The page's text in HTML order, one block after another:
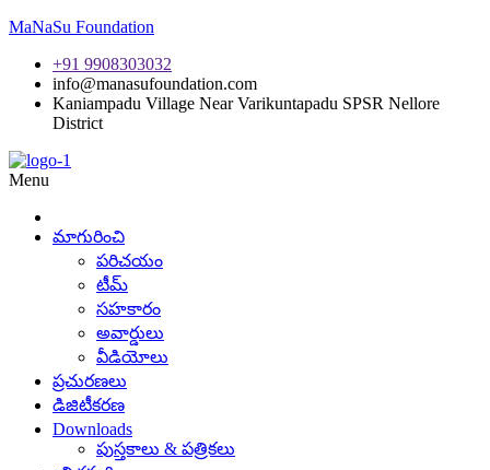
MaNaSu Foundation
+91 9908303032
info@manasufoundation.com
Kaniampadu Village Near Varikuntapadu SPSR Nellore
District
Menu
మాగురించి
పరిచయం
టీమ్
సహకారం
అవార్డులు
వీడియోలు
ప్రచురణలు
డిజిటీకరణ
Downloads
పుస్తకాలు & పత్రికలు